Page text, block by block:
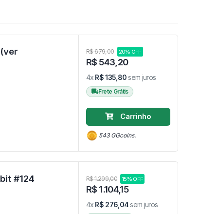
R$ 679,00 20% OFF
R$ 543,20
4x R$ 135,80sem juros
Frete Grátis
Carrinho
543 GGcoins.
Smaug (Sem Caixa) - The Hobbit #124 R$ 1.299,00 15% OFF
R$ 1.104,15
4x R$ 276,04sem juros